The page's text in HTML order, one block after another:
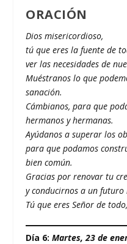
ORACIÓN
Dios misericordioso,
tú que eres la fuente de
ver las necesidades de
Muéstranos lo que
sanación.
Cámbianos, para que
hermanos y hermanas.
Ayúdanos a superar los
para que podamos
bien común.
Gracias por renovar tu
y conducirnos a un futuro
Tú que eres Señor de
Día 6:Martes, 23 de